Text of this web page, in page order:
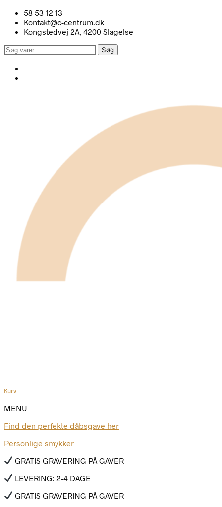
58 53 12 13
Kontakt@c-centrum.dk
Kongstedvej 2A, 4200 Slagelse
Søg
Søg
Kurv
MENU
Find den perfekte dåbsgave her
Personlige smykker
GRATIS GRAVERING PÅ GAVER
LEVERING: 2-4 DAGE
GRATIS GRAVERING PÅ GAVER